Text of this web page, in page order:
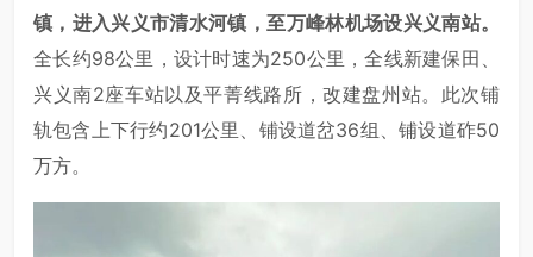
镇，进入兴义市清水河镇，至万峰林机场设兴义南站。
全长约98公里，设计时速为250公里，全线新建保田、
兴义南2座车站以及平菁线路所，改建盘州站。此次铺
轨包含上下行约201公里、铺设道岔36组、铺设道砟50
万方。